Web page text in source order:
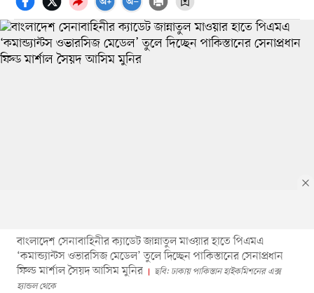
বাংলাদেশ সেনাবাহিনীর ক্যাডেট জান্নাতুল মাওয়ার হাতে পিএমএ
‘কমান্ড্যান্টস ওভারসিজ মেডেল’ তুলে দিচ্ছেন পাকিস্তানের সেনাপ্রধান
ফিল্ড মার্শাল সৈয়দ আসিম মুনির
ছবি: ঢাকায় পাকিস্তান হাইকমিশনের এক্স
হ্যান্ডল থেকে